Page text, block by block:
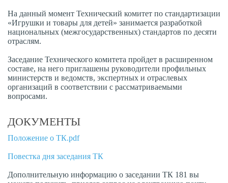
На данный момент Технический комитет по стандартизации
«Игрушки и товары для детей» занимается разработкой
национальных (межгосударственных) стандартов по десяти
отраслям.
Заседание Технического комитета пройдет в расширенном
составе, на него приглашены руководители профильных
министерств и ведомств, экспертных и отраслевых
организаций в соответствии с рассматриваемыми
вопросами.
ДОКУМЕНТЫ
Положение о ТК.pdf
Повестка дня заседания ТК
Дополнительную информацию о заседании ТК 181 вы